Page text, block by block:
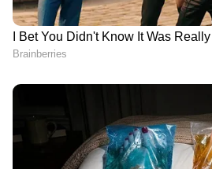
Asianet News Malayalam